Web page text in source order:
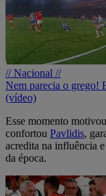
// Nacional //
Nem parecia o grego!
(vídeo)
Esse momento
confortou Pavlidis,
acredita na influência
da época.